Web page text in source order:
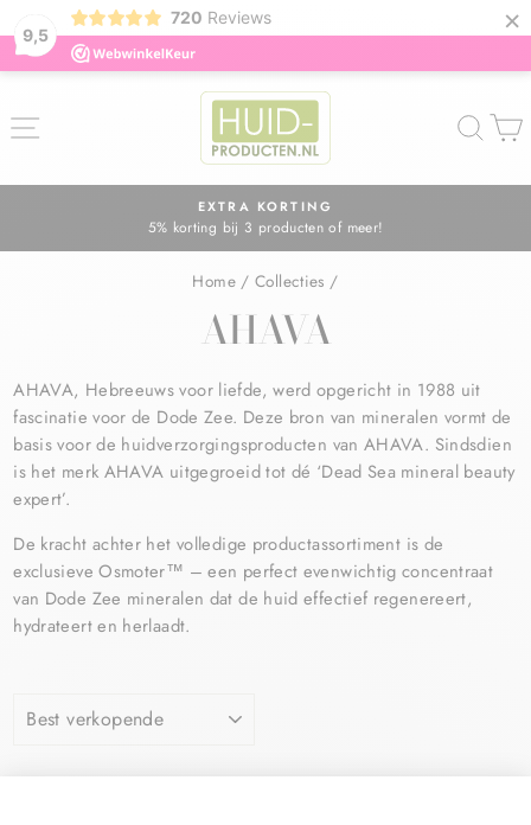
9,5
720 Reviews ×
Diavoorstelling
EXTRA KORTING
5% korting bij 3 producten of meer!
Home / Collecties /
AHAVA
AHAVA, Hebreeuws voor liefde, werd opgericht in 1988 uit
fascinatie voor de Dode Zee. Deze bron van mineralen vormt de
basis voor de huidverzorgingsproducten van AHAVA. Sindsdien
is het merk AHAVA uitgegroeid tot dé ‘Dead Sea mineral beauty
expert’.
De kracht achter het volledige productassortiment is de
exclusieve Osmoter™ – een perfect evenwichtig concentraat
van Dode Zee mineralen dat de huid effectief regenereert,
hydrateert en herlaadt.